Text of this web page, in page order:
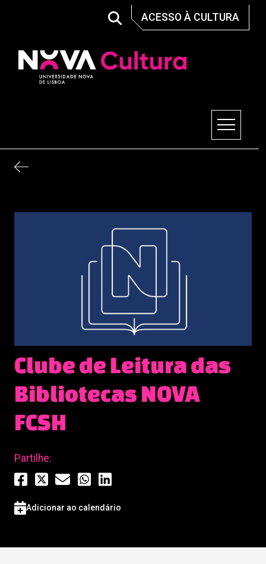
ACESSO À CULTURA
Clube de Leitura das
Bibliotecas NOVA
FCSH
Partilhe:
Adicionar ao calendário